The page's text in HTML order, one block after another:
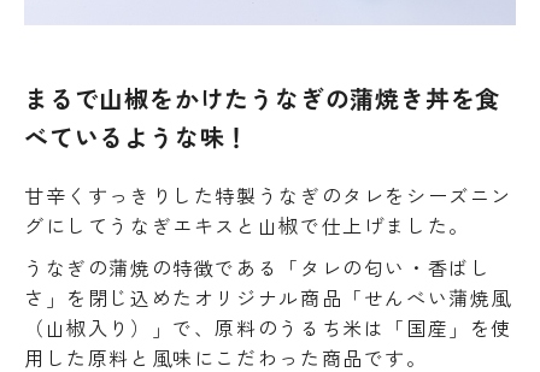
まるで山椒をかけたうなぎの蒲焼き丼を食
べているような味！
甘辛くすっきりした特製うなぎのタレをシーズニン
グにしてうなぎエキスと山椒で仕上げました。
うなぎの蒲焼の特徴である「タレの匂い・香ばし
さ」を閉じ込めたオリジナル商品「せんべい蒲焼風
（山椒入り）」で、原料のうるち米は「国産」を使
用した原料と風味にこだわった商品です。